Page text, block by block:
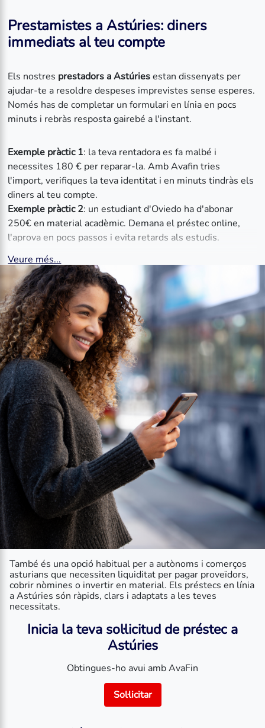
Prestamistes a Astúries: diners
immediats al teu compte
Els nostres prestadors a Astúriesestan dissenyats per
ajudar-te a resoldre despeses imprevistes sense esperes.
Només has de completar un formulari en línia en pocs
minuts i rebràs resposta gairebé a l'instant.
Exemple pràctic 1: la teva rentadora es fa malbé i
necessites 180 € per reparar-la. Amb Avafin tries
l'import, verifiques la teva identitat i en minuts tindràs els
diners al teu compte.
Exemple pràctic 2: un estudiant d'Oviedo ha d'abonar
250€ en material acadèmic. Demana el préstec online,
l'aprova en pocs passos i evita retards als estudis.
Veure més...
També és una opció habitual per a autònoms i comerços
asturians que necessiten liquiditat per pagar proveïdors,
cobrir nòmines o invertir en material. Els préstecs en línia
a Astúries són ràpids, clars i adaptats a les teves
necessitats.
Inicia la teva sol·licitud de préstec a
Astúries
Obtingues-ho avui amb AvaFin
Sol·licitar